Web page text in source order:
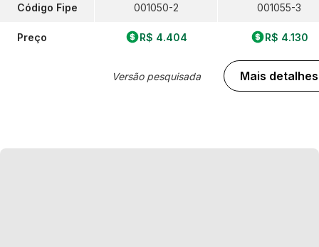
Código Fipe
Preço
001050-2
R$ 4.404
Versão pesquisada
001055-3
R$ 4.130
Mais detalhes